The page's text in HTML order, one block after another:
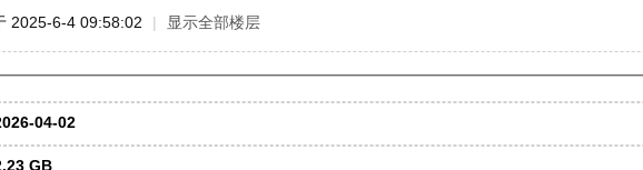
2025-6-4 09:58:02 | 显示全部楼层
04-02
GB